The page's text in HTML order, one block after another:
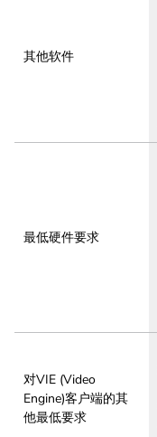
其他软件
最低硬件要求
对VIE (Video
Engine)客户端的其
他最低要求